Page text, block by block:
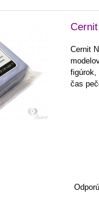
Cernit
figúrok,
čas